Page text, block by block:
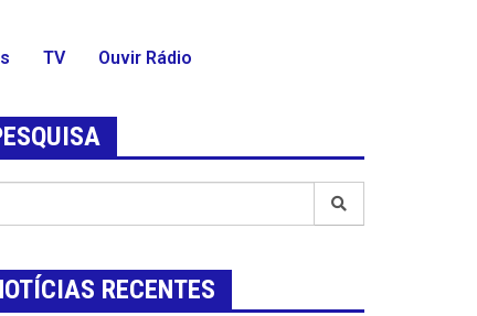
TV Ouvir Rádio
RECENTES